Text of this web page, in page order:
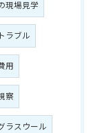
現場見学
トラブル
用
察
ラスウール